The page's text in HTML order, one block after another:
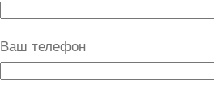
Ваш телефон